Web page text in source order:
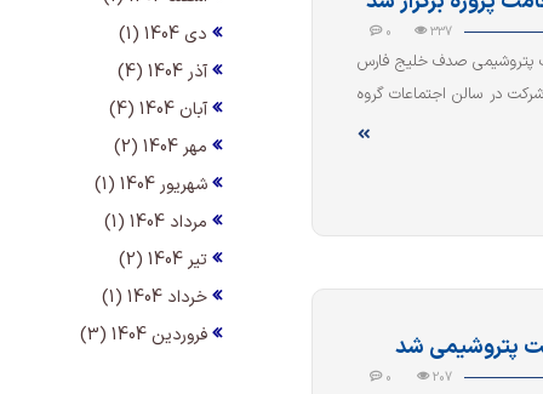
337
0
پتروشیمی صدف خلیج فارس
و مدیران شرکت در سالن اجتماعات گروه
پتروشیمی شد
207
0
دی 1404 (1)
آذر 1404 (4)
آبان 1404 (4)
مهر 1404 (2)
شهریور 1404 (1)
مرداد 1404 (1)
تیر 1404 (2)
خرداد 1404 (1)
فروردین 1404 (3)